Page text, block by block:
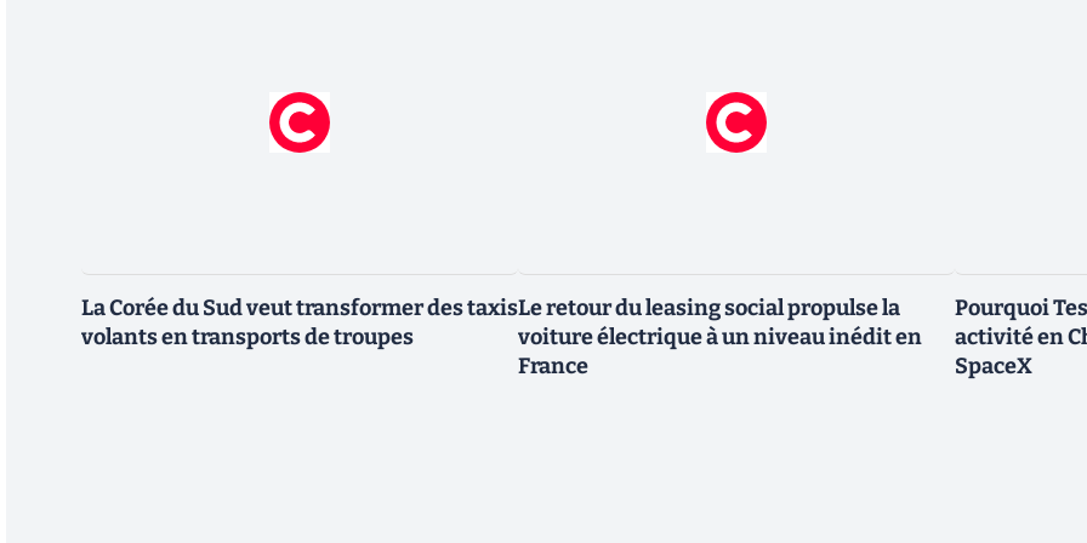
La Corée du Sud veut transformer des taxis
volants en transports de troupes
Le retour du leasing social propulse la
voiture électrique à un niveau inédit en
France
Pourquoi
activité en
SpaceX